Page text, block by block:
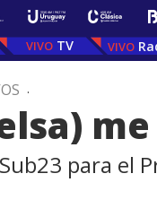
TV
.
para el